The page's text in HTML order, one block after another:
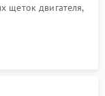
щеток двигателя,